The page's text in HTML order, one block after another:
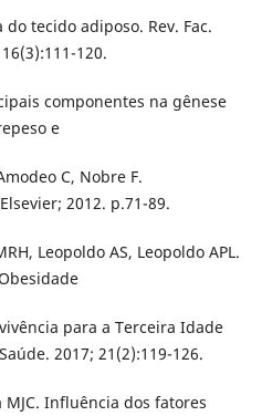
tecido adiposo. Rev. Fac.
120.
componentes na gênese
e
C, Nobre F.
2012. p.71-89.
Leopoldo AS, Leopoldo APL.
para a Terceira Idade
2017; 21(2):119-126.
MJC. Influência dos fatores